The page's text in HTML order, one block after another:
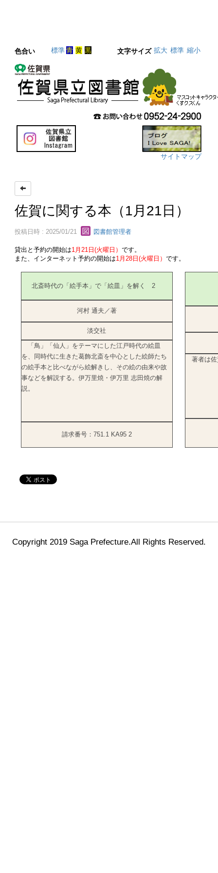
色合い 標準青 黄 黒 文字サイズ 拡大 標準 縮小
サイトマップ
佐賀に関する本（1月21日）
投稿日時 : 2025/01/21 図書館管理者
貸出と予約の開始は1月21日(火曜日） です。
また、インターネット予約の開始は1月28日(火曜日） です。
北斎時代の「絵手本」で「絵皿」を解く 2
河村 通夫／著
淡交社
「鳥」「仙人」をテーマにした江戸時代の絵皿
を、同時代に生きた葛飾北斎を中心とした絵師たち
の絵手本と比べながら絵解きし、その絵の由来や故
事などを解説する。伊万里焼・伊万里 志田焼の解
説。
請求番号：751.1 KA95 2
著者は佐
Copyright 2019 Saga Prefecture.All Rights Reserved.